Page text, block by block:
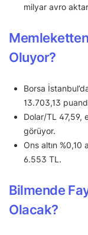
milyar avro
Oluyor?
Borsa
13.703,13
Dolar/TL 47,59,
görüyor.
Ons altın %0,10
6.553 TL.
Bilmende
Olacak?